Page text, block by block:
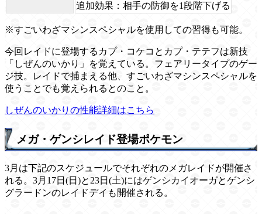
追加効果：相手の防御を1段階下げる
※すごいわざマシンスペシャルを使用しての習得も可能。
今回レイドに登場するカプ・コケコとカプ・テテフは新技
「しぜんのいかり」を覚えている。フェアリータイプのゲー
ジ技。レイドで捕まえる他、すごいわざマシンスペシャルを
使うことでも覚えられるとのこと。
しぜんのいかりの性能詳細はこちら
メガ・ゲンシレイド登場ポケモン
3月は下記のスケジュールでそれぞれのメガレイドが開催さ
れる。3月17日(日)と23日(土)にはゲンシカイオーガとゲンシ
グラードンのレイドデイも開催される。